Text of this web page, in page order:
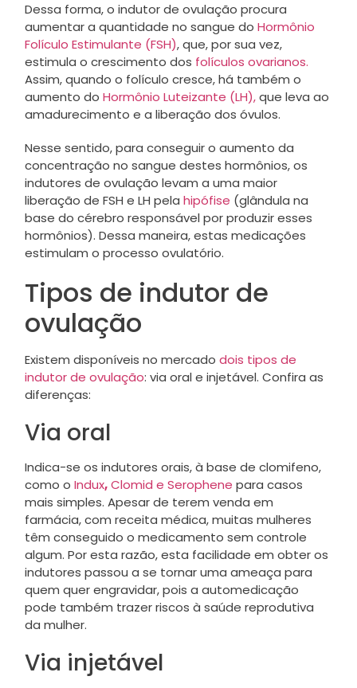
Dessa forma, o indutor de ovulação procura
aumentar a quantidade no sangue do Hormônio
Folículo Estimulante (FSH), que, por sua vez,
estimula o crescimento dos folículos ovarianos.
Assim, quando o folículo cresce, há também o
aumento do Hormônio Luteizante (LH),que leva ao
amadurecimento e a liberação dos óvulos.
Nesse sentido, para conseguir o aumento da
concentração no sangue destes hormônios, os
indutores de ovulação levam a uma maior
liberação de FSH e LH pela hipófise (glândula na
base do cérebro responsável por produzir esses
hormônios). Dessa maneira, estas medicações
estimulam o processo ovulatório.
Tipos de indutor de
ovulação
Existem disponíveis no mercado dois tipos de
indutor de ovulação: via oral e injetável. Confira as
diferenças:
Via oral
Indica-se os indutores orais, à base de clomifeno,
como o Indux,Clomid e Serophene para casos
mais simples. Apesar de terem venda em
farmácia, com receita médica, muitas mulheres
têm conseguido o medicamento sem controle
algum. Por esta razão, esta facilidade em obter os
indutores passou a se tornar uma ameaça para
quem quer engravidar, pois a automedicação
pode também trazer riscos à saúde reprodutiva
da mulher.
Via injetável